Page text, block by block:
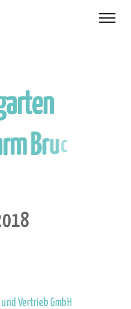
arten
rmBruc
018
Vertrieb GmbH